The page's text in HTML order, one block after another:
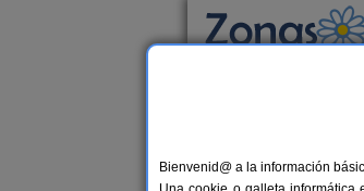
Albergue
Bienvenid@ a la información